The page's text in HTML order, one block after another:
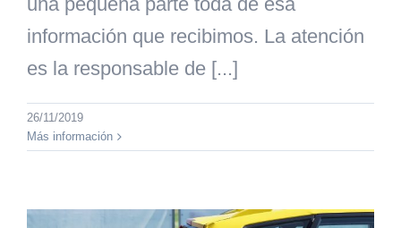
información que recibimos. La atención
es la responsable de [...]
26/11/2019
Más información